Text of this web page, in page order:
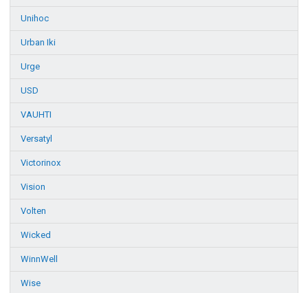
Unihoc
Urban Iki
Urge
USD
VAUHTI
Versatyl
Victorinox
Vision
Volten
Wicked
WinnWell
Wise